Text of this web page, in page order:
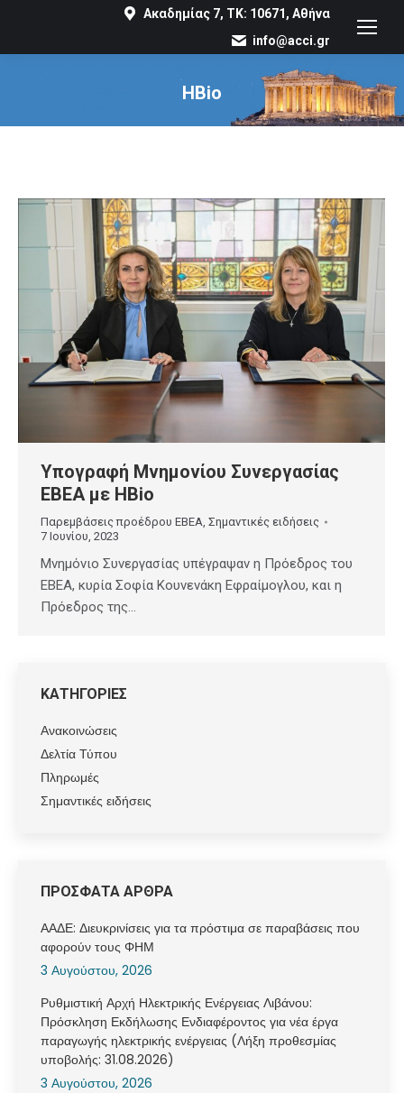
Ακαδημίας 7, ΤΚ: 10671, Αθήνα
info@acci.gr
HBio
You are here:
Υπογραφή Μνημονίου Συνεργασίας
ΕΒΕΑ με HBio
Παρεμβάσεις προέδρου ΕΒΕΑ Σημαντικές ειδήσεις
7 Ιουνίου, 2023
Μνημόνιο Συνεργασίας υπέγραψαν η Πρόεδρος του
ΕΒΕΑ, κυρία Σοφία Κουνενάκη Εφραίμογλου, και η
Πρόεδρος της…
ΚΑΤΗΓΟΡΙΕΣ
Ανακοινώσεις
Δελτία Τύπου
Πληρωμές
Σημαντικές ειδήσεις
ΠΡΟΣΦΑΤΑ ΑΡΘΡΑ
ΑΑΔΕ: Διευκρινίσεις για τα πρόστιμα σε παραβάσεις που
αφορούν τους ΦΗΜ
3 Αυγούστου, 2026
Ρυθμιστική Αρχή Ηλεκτρικής Ενέργειας Λιβάνου:
Πρόσκληση Εκδήλωσης Ενδιαφέροντος για νέα έργα
παραγωγής ηλεκτρικής ενέργειας (Λήξη προθεσμίας
υποβολής: 31.08.2026)
3 Αυγούστου, 2026